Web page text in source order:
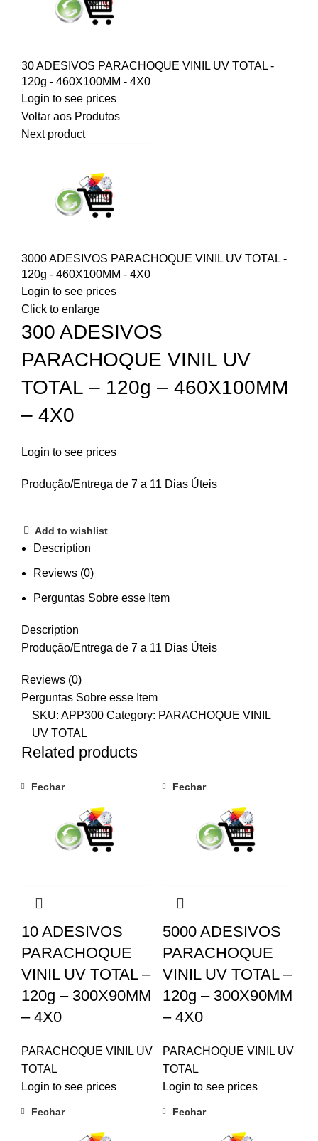
30 ADESIVOS PARACHOQUE VINIL UV TOTAL -
120g - 460X100MM - 4X0
Login to see prices
Voltar aos Produtos
Next product
3000 ADESIVOS PARACHOQUE VINIL UV TOTAL -
120g - 460X100MM - 4X0
Login to see prices
Click to enlarge
300 ADESIVOS
PARACHOQUE VINIL UV
TOTAL – 120g – 460X100MM
– 4X0
Login to see prices
Produção/Entrega de 7 a 11 Dias Úteis
Add to wishlist
Description
Reviews (0)
Perguntas Sobre esse Item
Description
Produção/Entrega de 7 a 11 Dias Úteis
Reviews (0)
Perguntas Sobre esse Item
SKU: APP300 Category: PARACHOQUE VINIL
UV TOTAL
Related products
Fechar
10 ADESIVOS
PARACHOQUE
VINIL UV TOTAL –
120g – 300X90MM
– 4X0
PARACHOQUE VINIL UV
TOTAL
Login to see prices
Fechar
5000 ADESIVOS
PARACHOQUE
VINIL UV TOTAL –
120g – 300X90MM
– 4X0
PARACHOQUE VINIL UV
TOTAL
Login to see prices
Fechar Fechar